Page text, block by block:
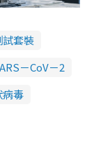
試套裝
－CoV－2
病毒